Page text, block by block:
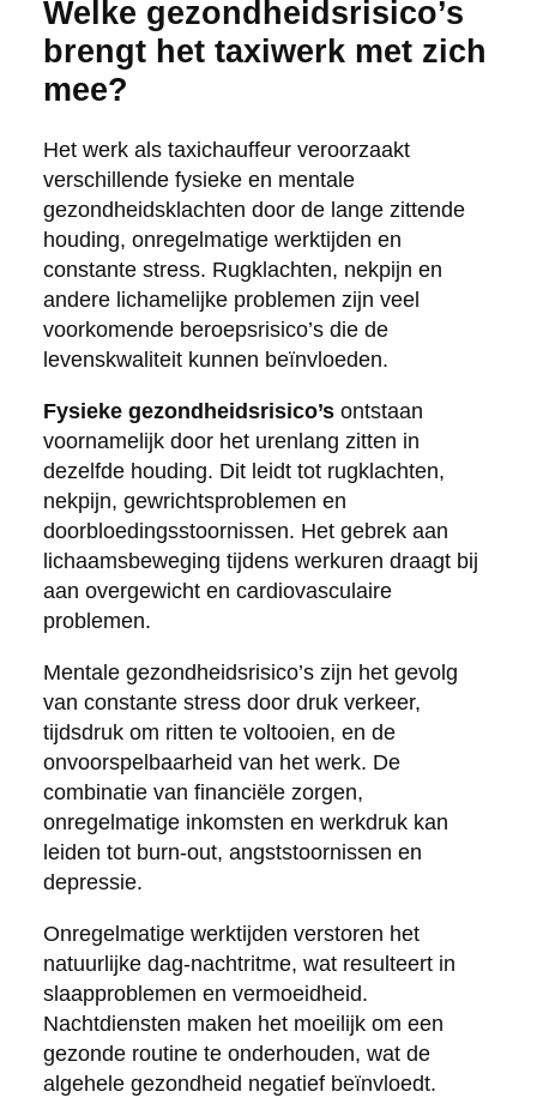
Welke gezondheidsrisico’s
brengt het taxiwerk met zich
mee?
Het werk als taxichauffeur veroorzaakt
verschillende fysieke en mentale
gezondheidsklachten door de lange zittende
houding, onregelmatige werktijden en
constante stress. Rugklachten, nekpijn en
andere lichamelijke problemen zijn veel
voorkomende beroepsrisico’s die de
levenskwaliteit kunnen beïnvloeden.
Fysieke gezondheidsrisico’sontstaan
voornamelijk door het urenlang zitten in
dezelfde houding. Dit leidt tot rugklachten,
nekpijn, gewrichtsproblemen en
doorbloedingsstoornissen. Het gebrek aan
lichaamsbeweging tijdens werkuren draagt bij
aan overgewicht en cardiovasculaire
problemen.
Mentale gezondheidsrisico’s zijn het gevolg
van constante stress door druk verkeer,
tijdsdruk om ritten te voltooien, en de
onvoorspelbaarheid van het werk. De
combinatie van financiële zorgen,
onregelmatige inkomsten en werkdruk kan
leiden tot burn-out, angststoornissen en
depressie.
Onregelmatige werktijden verstoren het
natuurlijke dag-nachtritme, wat resulteert in
slaapproblemen en vermoeidheid.
Nachtdiensten maken het moeilijk om een
gezonde routine te onderhouden, wat de
algehele gezondheid negatief beïnvloedt.